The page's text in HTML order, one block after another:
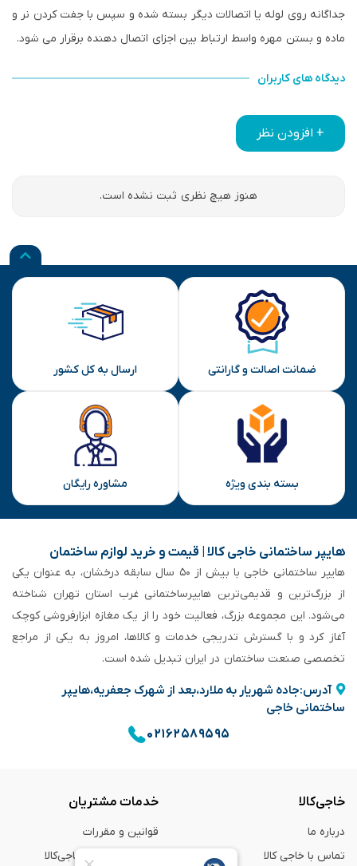
جداگانه روی لوله یا اتصالات دیگر بسته شده و سپس با جفت کردن نر و
ماده و بستن مهره واسط ارتباط بین اجزای اتصال دهنده برقرار می شود.
دیدگاه های کاربران
+ افزودن نظر
هنوز هیچ نظری ثبت نشده است.
ضمانت اصالت و گارانتی ارسال به کل کشور
بسته بندی ویژه مشاوره رایگان
هایپر ساختمانی خاجی‌ کالا | قیمت و خرید لوازم ساختمان
هایپر ساختمانی خاجی‌ با بیش از ۵۰ سال سابقه‌ درخشان، به عنوان یکی
از بزرگ‌ترین و قدیمی‌ترین هایپرساختمانی‌ غرب استان تهران شناخته
می‌شود. این مجموعه بزرگ، فعالیت خود را از یک مغازه ابزارفروشی کوچک
آغاز کرد و با گسترش تدریجی خدمات و کالاها، امروز به یکی از مراجع
تخصصی صنعت ساختمان در ایران تبدیل شده است.
آدرس:جاده شهریار به ملارد،بعد از شهرک جعفریه،هایپر
ساختمانی خاجی
۰۲۱۶۲۵۸۹۵۹۵
خاجی‌کالا
درباره ما
تماس با خاجی کالا
خدمات مشتریان
قوانین و مقررات
راهنمای خرید از خاجی‌کالا